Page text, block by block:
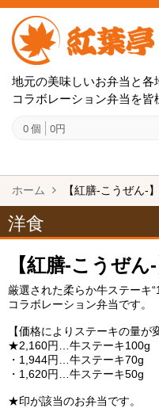
地元の美味しいお弁当と各
コラボレーション弁当を皆
0 個 0円
ホーム 【紅膳-こうぜん-
洋食
【紅膳-こうぜ
厳選された柔らか牛ステーキ
コラボレーション弁当です。
【価格によりステーキの量が
★2,160円…牛ステーキ100g
・1,944円…牛ステーキ70g
・1,620円…牛ステーキ50g
★印が該当のお弁当です。